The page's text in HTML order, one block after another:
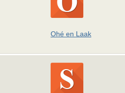
Ohé en Laak